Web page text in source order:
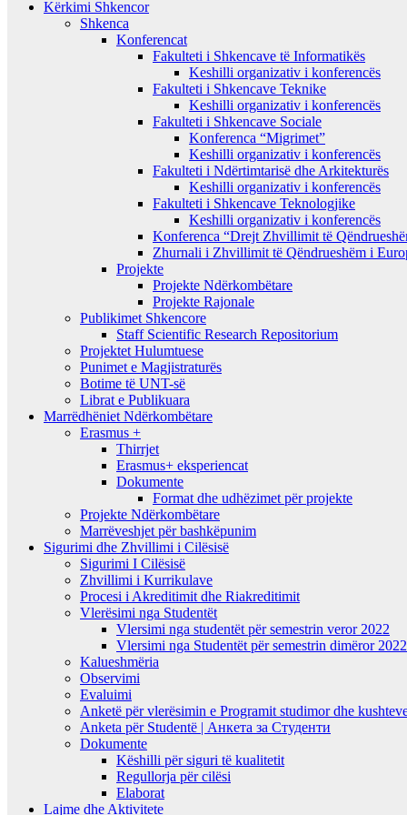
Kërkimi Shkencor
Shkenca
Konferencat
Fakulteti i Shkencave të Informatikës
Keshilli organizativ i konferencës
Fakulteti i Shkencave Teknike
Keshilli organizativ i konferencës
Fakulteti i Shkencave Sociale
Konferenca “Migrimet”
Keshilli organizativ i konferencës
Fakulteti i Ndërtimtarisë dhe Arkitekturës
Keshilli organizativ i konferencës
Fakulteti i Shkencave Teknologjike
Keshilli organizativ i konferencës
Konferenca “Drejt Zhvillimit të
Zhurnali i Zhvillimit të Qëndrueshëm i
Projekte
Projekte Ndërkombëtare
Projekte Rajonale
Publikimet Shkencore
Staff Scientific Research Repositorium
Projektet Hulumtuese
Punimet e Magjistraturës
Botime të UNT-së
Librat e Publikuara
Marrëdhëniet Ndërkombëtare
Erasmus +
Thirrjet
Erasmus+ eksperiencat
Dokumente
Format dhe udhëzimet për projekte
Projekte Ndërkombëtare
Marrëveshjet për bashkëpunim
Sigurimi dhe Zhvillimi i Cilësisë
Sigurimi I Cilësisë
Zhvillimi i Kurrikulave
Procesi i Akreditimit dhe Riakreditimit
Vlerësimi nga Studentët
Vlersimi nga studentët për semestrin veror 2022
Vlersimi nga Studentët për semestrin dimëror
Kalueshmëria
Observimi
Evaluimi
Anketë për vlerësimin e Programit studimor dhe
Anketa për Studentë | Анкета за Студенти
Dokumente
Këshilli për siguri të kualitetit
Regullorja për cilësi
Elaborat
Lajme dhe Aktivitete